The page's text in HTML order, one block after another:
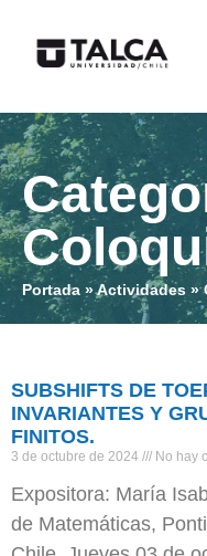
Portada »Actividades »
SUBSHIFTS DE
INVARIANTES Y
FINITOS.
3 de octubre de 2024 No hay
Expositora: María
de Matemáticas,